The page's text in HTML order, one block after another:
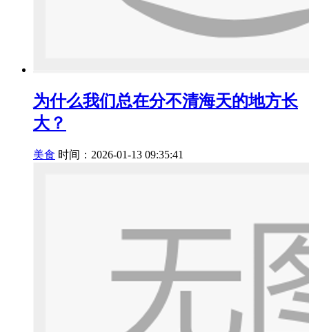
为什么我们总在分不清海天的地方长
大？
美食 时间：2026-01-13 09:35:41